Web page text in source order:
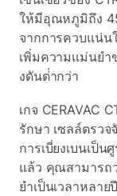
ให้มีอุณหภูมิถึง
จากการควบแน่น
เพิ่มความแม่นยํา
งดันต่ํากว่า
เกจ CERAVAC
รักษา เซลล์ตรว
การเบี่ยงเบนเป็
แล้ว คุณสามารถ
ยําเป็นเวลาหลา